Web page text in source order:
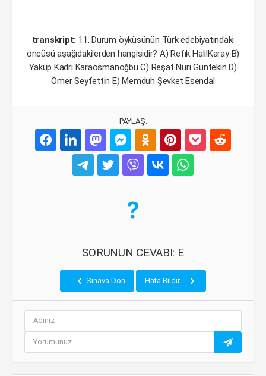
transkript: 11. Durum öyküsünün Türk edebiyatındaki
öncüsü aşağıdakilerden hangisidir? A) Refık HalılKaray B)
Yakup Kadri Karaosmanoğbu C) Reşat Nuri Güntekın D)
Ömer Seyfettin E) Memduh Şevket Esendal
PAYLAŞ:
SORUNUN CEVABI: E
Sınava Dön Hata Bildir